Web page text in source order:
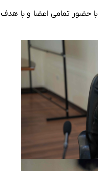
با حضور تمامی اعضا و با هدف